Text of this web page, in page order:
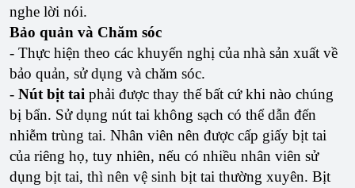
nghe lời nói.
Bảo quản và Chăm sóc
- Thực hiện theo các khuyến nghị của nhà sản xuất về
bảo quản, sử dụng và chăm sóc.
- Nút bịt tai phải được thay thế bất cứ khi nào chúng
bị bẩn. Sử dụng nút tai không sạch có thể dẫn đến
nhiễm trùng tai. Nhân viên nên được cấp giấy bịt tai
của riêng họ, tuy nhiên, nếu có nhiều nhân viên sử
dụng bịt tai, thì nên vệ sinh bịt tai thường xuyên. Bịt